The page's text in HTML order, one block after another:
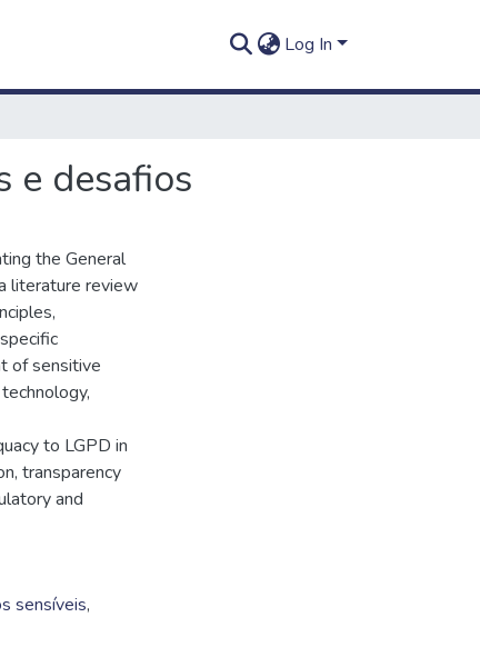
Log In
e desafios
the General
literature review
of sensitive
to LGPD in
transparency
and
sensíveis,